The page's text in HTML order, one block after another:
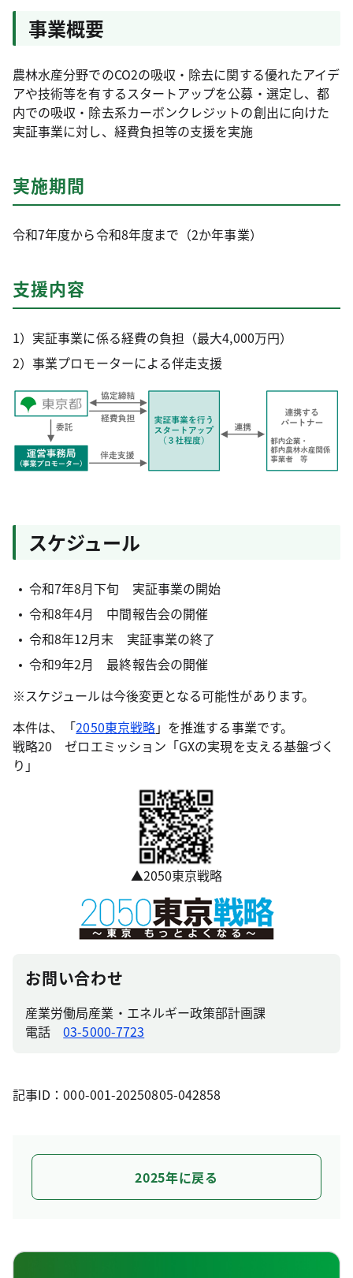
事業概要
農林水産分野でのCO2の吸収・除去に関する優れたアイデ
アや技術等を有するスタートアップを公募・選定し、都
内での吸収・除去系カーボンクレジットの創出に向けた
実証事業に対し、経費負担等の支援を実施
実施期間
令和7年度から令和8年度まで（2か年事業）
支援内容
1）実証事業に係る経費の負担（最大4,000万円）
2）事業プロモーターによる伴走支援
スケジュール
令和7年8月下旬 実証事業の開始
令和8年4月 中間報告会の開催
令和8年12月末 実証事業の終了
令和9年2月 最終報告会の開催
※スケジュールは今後変更となる可能性があります。
本件は、「2050東京戦略」を推進する事業です。
戦略20 ゼロエミッション「GXの実現を支える基盤づく
り」
▲2050東京戦略
お問い合わせ
産業労働局産業・エネルギー政策部計画課
電話03-5000-7723
記事ID：000-001-20250805-042858
2025年に戻る